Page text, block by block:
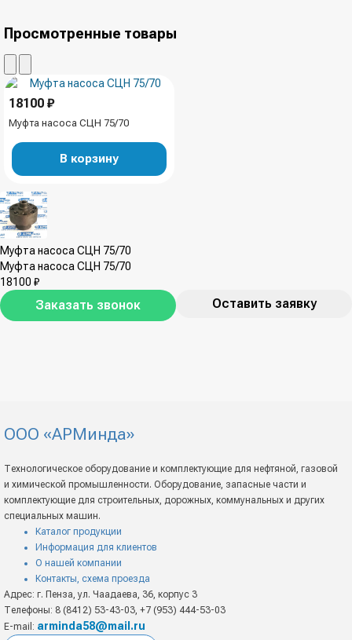
Просмотренные товары
18100 ₽
Муфта насоса СЦН 75/70
В корзину
Муфта насоса СЦН 75/70
Муфта насоса СЦН 75/70
18100 ₽
Заказать звонок Оставить заявку
ООО «АРМинда»
Технологическое оборудование и комплектующие для нефтяной, газовой
и химической промышленности. Оборудование, запасные части и
комплектующие для строительных, дорожных, коммунальных и других
специальных машин.
Каталог продукции
Информация для клиентов
О нашей компании
Контакты, схема проезда
Адрес: г. Пенза, ул. Чаадаева, 36, корпус 3
Телефоны: 8 (8412) 53-43-03, +7 (953) 444-53-03
E-mail: arminda58@mail.ru